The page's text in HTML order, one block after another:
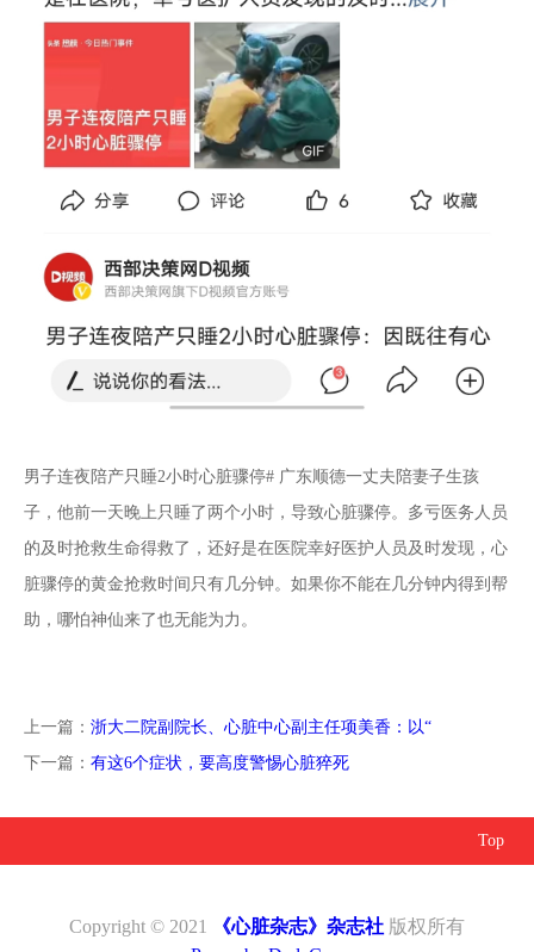
男子连夜陪产只睡2小时心脏骤停# 广东顺德一丈夫陪妻子生孩
子，他前一天晚上只睡了两个小时，导致心脏骤停。多亏医务人员
的及时抢救生命得救了，还好是在医院幸好医护人员及时发现，心
脏骤停的黄金抢救时间只有几分钟。如果你不能在几分钟内得到帮
助，哪怕神仙来了也无能为力。
上一篇： 浙大二院副院长、心脏中心副主任项美香：以“
下一篇： 有这6个症状，要高度警惕心脏猝死
Top
Copyright © 2021 《心脏杂志》杂志社 版权所有